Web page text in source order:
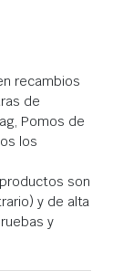
recambios
de
Pomos de
los
son
y de alta
y